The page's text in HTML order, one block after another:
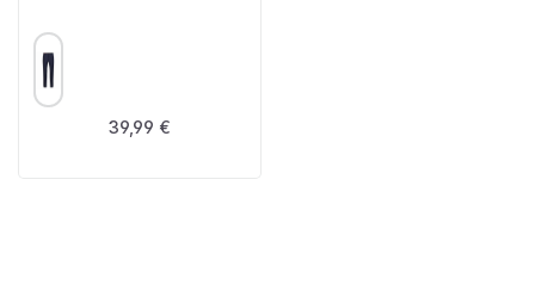
FARBE
Regulärer Preis:
39,99 €